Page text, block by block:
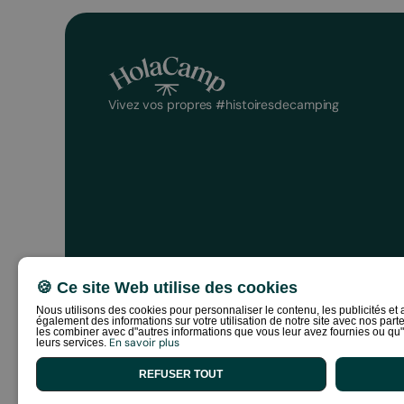
Vivez vos propres #histoiresdecamping
Politique de confidentialitéConditions de
🍪 Ce site Web utilise des cookies
Nous utilisons des cookies pour personnaliser le contenu, les publicités et
également des informations sur votre utilisation de notre site avec nos
les combiner avec d"autres informations que vous leur avez fournies ou
leurs services. En savoir plus
REFUSER TOUT